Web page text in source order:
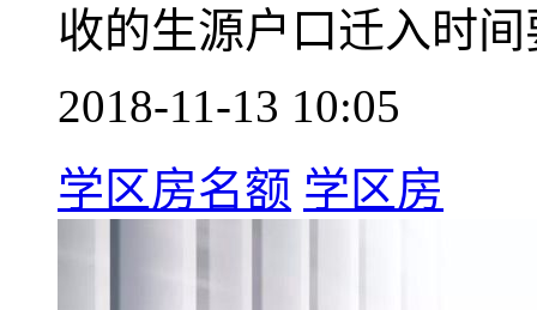
收的生源户口迁入时
2018-11-13 10:05
学区房名额 学区房